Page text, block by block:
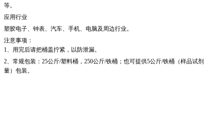
等。
应用行业
塑胶电子、钟表、汽车、手机、电脑及周边行业。
注意事项：
1、用完后请把桶盖拧紧，以防泄漏。
2、常规包装：25公斤/塑料桶，250公斤/铁桶；也可提供5公斤/铁桶（样品试剂
量）包装。